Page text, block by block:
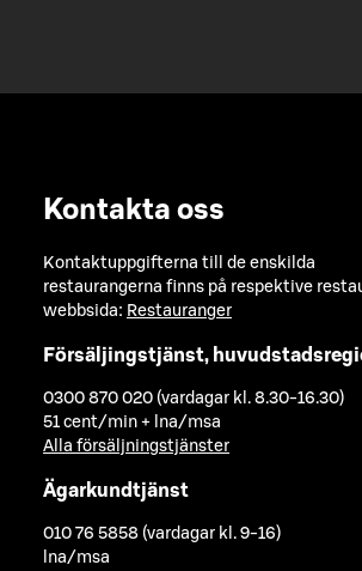
Kontakta oss
Kontaktuppgifterna till de enskilda
restaurangerna finns på respektive
webbsida: Restauranger
Försäljingstjänst,
0300 870 020 (vardagar kl. 8.30-16.30)
51 cent/min + lna/msa
Alla försäljningstjänster
Ägarkundtjänst
010 76 5858 (vardagar kl. 9-16)
lna/msa